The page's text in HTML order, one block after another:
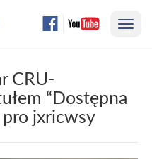
CRU-
“Dostępna
pro jxricwsy